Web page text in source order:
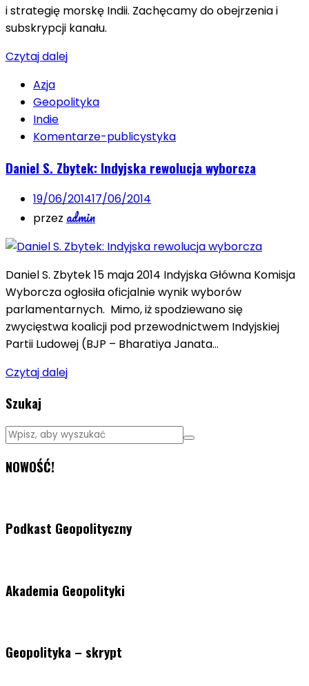
i strategię morskę Indii. Zachęcamy do obejrzenia i
subskrypcji kanału.
Czytaj dalej
Azja
Geopolityka
Indie
Komentarze-publicystyka
Daniel S. Zbytek: Indyjska rewolucja wyborcza
19/06/201417/06/2014
przez admin
Daniel S. Zbytek 15 maja 2014 Indyjska Główna Komisja
Wyborcza ogłosiła oficjalnie wynik wyborów
parlamentarnych. Mimo, iż spodziewano się
zwycięstwa koalicji pod przewodnictwem Indyjskiej
Partii Ludowej (BJP – Bharatiya Janata…
Czytaj dalej
Szukaj
NOWOŚĆ!
Podkast Geopolityczny
Akademia Geopolityki
Geopolityka – skrypt